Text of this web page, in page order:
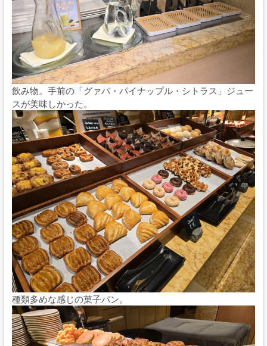
飲み物。手前の「グァバ・パイナップル・シトラス」ジュー
スが美味しかった。
種類多めな感じの菓子パン。